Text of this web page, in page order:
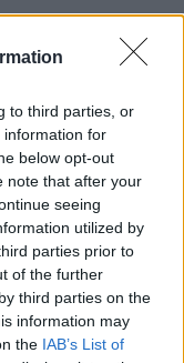
to third parties, or
information for
below opt-out
note that after your
seeing
utilized by
parties prior to
of the further
third parties on the
information may
the IAB’s List of
Βρετανία
- Τι είναι
οφίλος